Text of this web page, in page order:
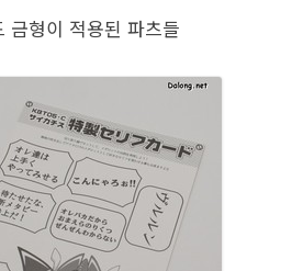
금형이 적용된 파츠들